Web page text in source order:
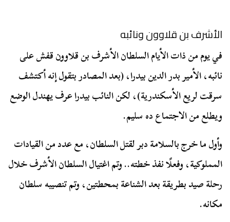
الأشرف بن قلاوون ونائبه
في يوم من ذات الأيام السلطان الأشرف بن قلاوون قفش على
نائبه، الأمير بدر الدين بيدرا، (بعد المصادر بتقول إنه أكتشف
سرقت لريع الأسكندرية)، لكن النائب بيدرا عرف يهندل الوضع
ويطلع من الاجتماع ده سليم.
وأول ما خرج بالسلامة دبر لقتل السلطان، مع عدد من القيادات
المملوكية، وفعلًا نفذ خطته.. وتم اغتيال السلطان الأشرف خلال
رحلة صيد بطريقة بعد الشناعة بمحطتين، وتم تنصيبه سلطان
مكانه.